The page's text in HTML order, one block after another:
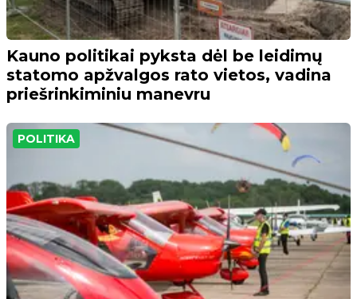
Kauno politikai pyksta dėl be leidimų
statomo apžvalgos rato vietos, vadina
priešrinkiminiu manevru
POLITIKA